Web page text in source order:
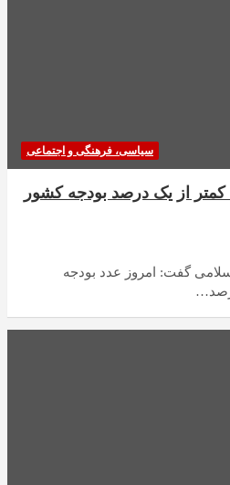
سیاسی، فرهنگی و اجتماعی
از یک درصد بودجه کشور
گفت: امروز عدد بودجه